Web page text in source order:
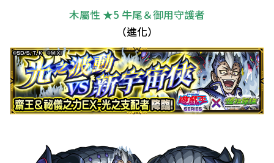
木屬性 ★5 牛尾＆御用守護者
（進化）